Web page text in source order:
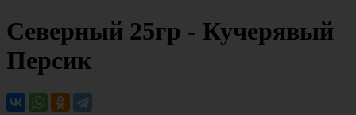
Северный 25гр - Кучерявый
Персик